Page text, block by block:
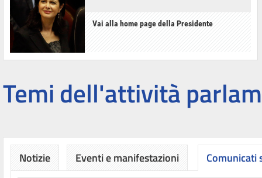
Vai alla home page della Presidente
Temi dell'attività
Notizie Eventi e manifestazioni Comunicati